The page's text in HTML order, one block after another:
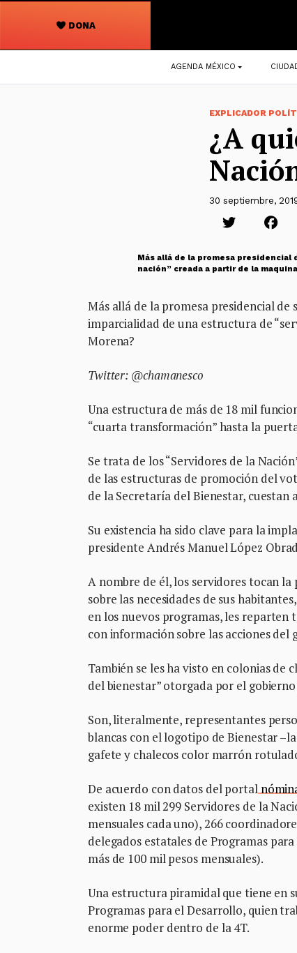
DONA
Navegación
principal
AGENDA MÉXICO
EXPLICADOR
¿A
30 septiembre,
Más allá de la promesa
nación” creada a partir de la
Más allá de la promesa presidencial de
imparcialidad de una estructura de
Morena?
Twitter: @chamanesco
Una estructura de más de 18 mil
“cuarta transformación” hasta la
Se trata de los “Servidores de la
de las estructuras de promoción del
de la Secretaría del Bienestar, cuestan
Su existencia ha sido clave para la
presidente Andrés Manuel López
A nombre de él, los servidores tocan la
sobre las necesidades de sus
en los nuevos programas, les reparten
con información sobre las acciones del
También se les ha visto en colonias de
del bienestar” otorgada por el
Son, literalmente, representantes
blancas con el logotipo de Bienestar
gafete y chalecos color marrón
De acuerdo con datos del portal
existen 18 mil 299 Servidores de la
mensuales cada uno), 266
delegados estatales de Programas
más de 100 mil pesos mensuales).
Una estructura piramidal que tiene en
Programas para el Desarrollo, quien
enorme poder dentro de la 4T.